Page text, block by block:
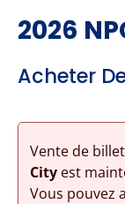
2026
Acheter
Vente de
Cityest
Vous pouvez